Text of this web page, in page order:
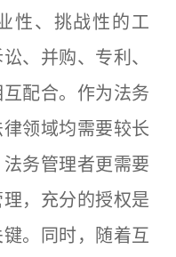
性、挑战性的工
、并购、专利、
配合。作为法务
领域均需要较长
务管理者更需要
，充分的授权是
。同时，随着互